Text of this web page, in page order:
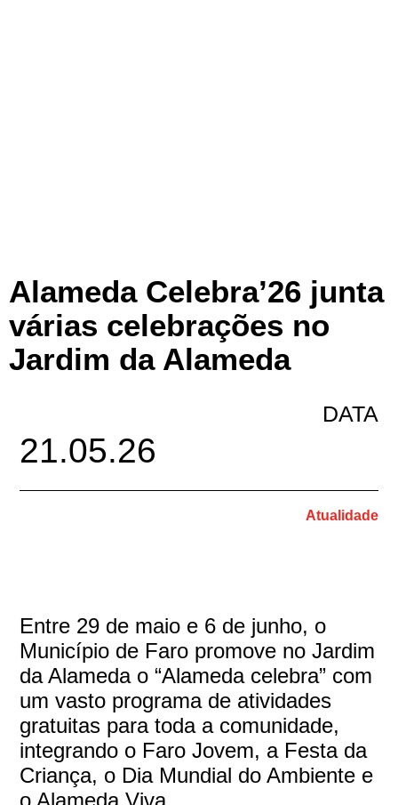
Alameda Celebra’26 junta
várias celebrações no
Jardim da Alameda
DATA
21.05.26
Atualidade
Entre 29 de maio e 6 de junho, o
Município de Faro promove no Jardim
da Alameda o “Alameda celebra” com
um vasto programa de atividades
gratuitas para toda a comunidade,
integrando o Faro Jovem, a Festa da
Criança, o Dia Mundial do Ambiente e